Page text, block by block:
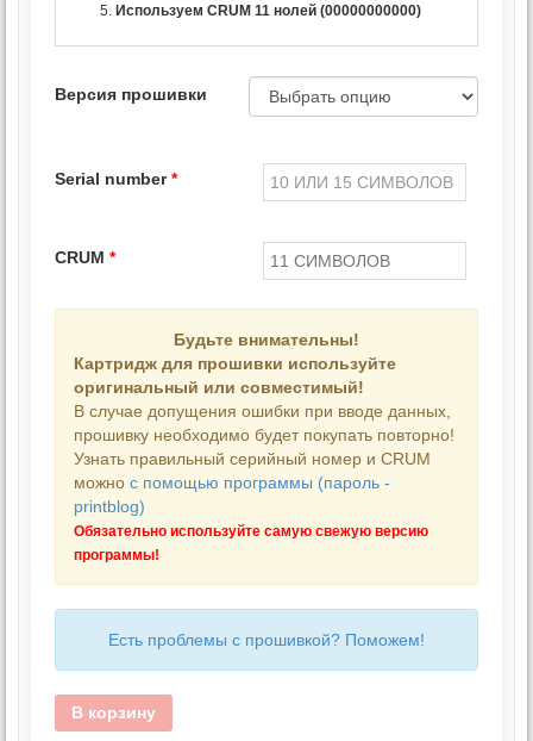
Используем CRUM 11 нолей (00000000000)
Версия прошивки
Serial number*
CRUM *
Будьте внимательны!
Картридж для прошивки используйте
оригинальный или совместимый!
В случае допущения ошибки при вводе данных,
прошивку необходимо будет покупать повторно!
Узнать правильный серийный номер и CRUM
можно с помощью программы (пароль -
printblog)
Обязательно используйте самую свежую версию
программы!
Есть проблемы с прошивкой? Поможем!
В корзину